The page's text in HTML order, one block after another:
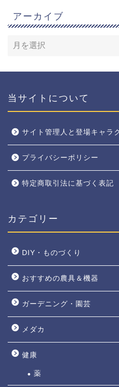
アーカイブ
当サイトについて
サイト管理人と登場キャラ
プライバシーポリシー
特定商取引法に基づく表記
カテゴリー
DIY・ものづくり
おすすめの農具＆機器
ガーデニング・園芸
メダカ
健康
薬